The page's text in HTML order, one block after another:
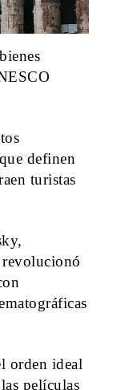
definen
turistas
orden ideal
películas